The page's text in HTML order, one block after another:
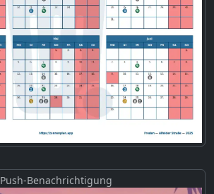
Push-Benachrichtigung